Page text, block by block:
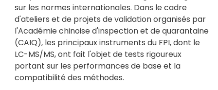
sur les normes internationales. Dans le cadre
d'ateliers et de projets de validation organisés par
l'Académie chinoise d'inspection et de quarantaine
(CAIQ), les principaux instruments du FPI, dont le
LC-MS/MS, ont fait l'objet de tests rigoureux
portant sur les performances de base et la
compatibilité des méthodes.